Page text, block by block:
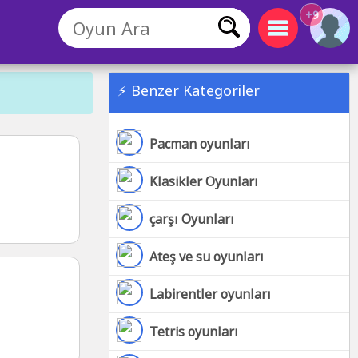
+9
⚡ Benzer Kategoriler
Pacman oyunları
Klasikler Oyunları
çarşı Oyunları
Ateş ve su oyunları
Labirentler oyunları
Tetris oyunları